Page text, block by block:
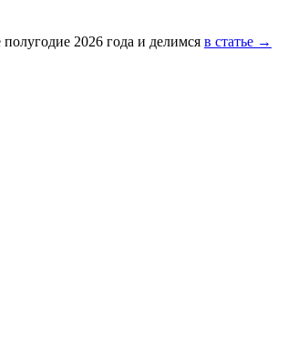
2026 года и делимся в статье →